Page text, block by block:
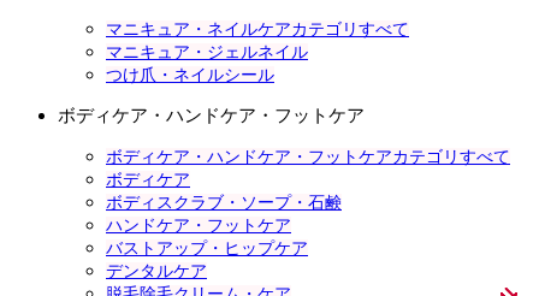
マニキュア・ネイルケアカテゴリすべて
マニキュア・ジェルネイル
つけ爪・ネイルシール
ボディケア・ハンドケア・フットケア
ボディケア・ハンドケア・フットケアカテゴリすべて
ボディケア
ボディスクラブ・ソープ・石鹸
ハンドケア・フットケア
バストアップ・ヒップケア
デンタルケア